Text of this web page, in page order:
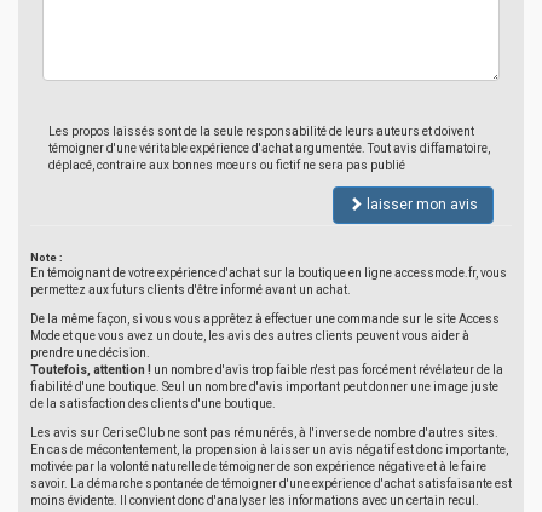
Les propos laissés sont de la seule responsabilité de leurs auteurs et doivent
témoigner d'une véritable expérience d'achat argumentée. Tout avis diffamatoire,
déplacé, contraire aux bonnes moeurs ou fictif ne sera pas publié
laisser mon avis
Note :
En témoignant de votre expérience d'achat sur la boutique en ligne accessmode.fr, vous
permettez aux futurs clients d'être informé avant un achat.
De la même façon, si vous vous apprêtez à effectuer une commande sur le site Access
Mode et que vous avez un doute, les avis des autres clients peuvent vous aider à
prendre une décision.
Toutefois, attention ! un nombre d'avis trop faible n'est pas forcément révélateur de la
fiabilité d'une boutique. Seul un nombre d'avis important peut donner une image juste
de la satisfaction des clients d'une boutique.
Les avis sur CeriseClub ne sont pas rémunérés, à l'inverse de nombre d'autres sites.
En cas de mécontentement, la propension à laisser un avis négatif est donc importante,
motivée par la volonté naturelle de témoigner de son expérience négative et à le faire
savoir. La démarche spontanée de témoigner d'une expérience d'achat satisfaisante est
moins évidente. Il convient donc d'analyser les informations avec un certain recul.